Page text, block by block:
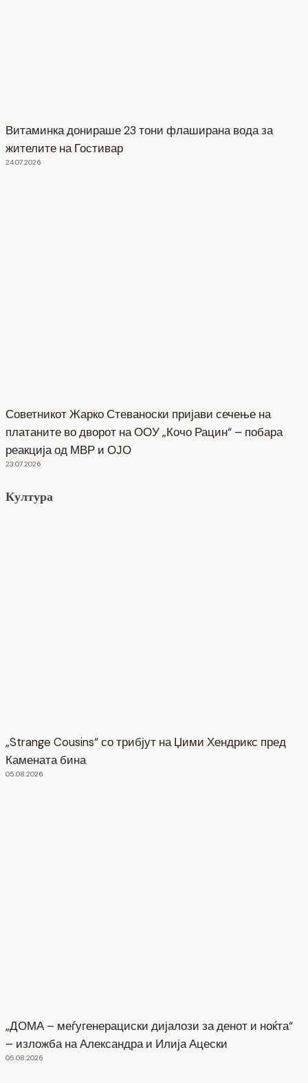
Витаминка донираше 23 тони флаширана вода за
жителите на Гостивар
24.07.2026
Советникот Жарко Стеваноски пријави сечење на
платаните во дворот на ООУ „Кочо Рацин“ – побара
реакција од МВР и ОЈО
23.07.2026
Култура
„Strange Cousins“ со трибјут на Џими Хендрикс пред
Камената бина
05.08.2026
„ДОМА – меѓугенерациски дијалози за денот и ноќта“
– изложба на Александра и Илија Ацески
05.08.2026